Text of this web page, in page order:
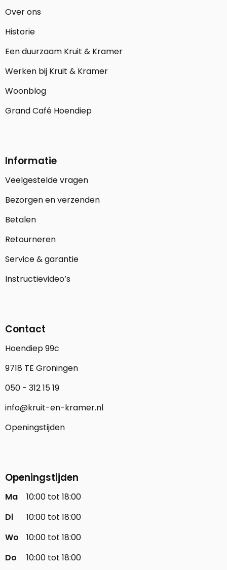
Over ons
Historie
Een duurzaam Kruit & Kramer
Werken bij Kruit & Kramer
Woonblog
Grand Café Hoendiep
Informatie
Veelgestelde vragen
Bezorgen en verzenden
Betalen
Retourneren
Service & garantie
Instructievideo’s
Contact
Hoendiep 99c
9718 TE Groningen
050 - 312 15 19
info@kruit-en-kramer.nl
Openingstijden
Openingstijden
Ma
10:00 tot 18:00
Di
10:00 tot 18:00
Wo
10:00 tot 18:00
Do
10:00 tot 18:00